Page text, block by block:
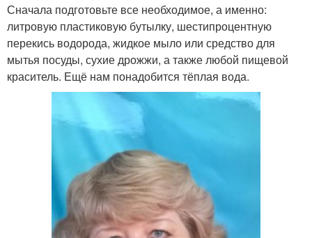
Сначала подготовьте все необходимое, а именно:
литровую пластиковую бутылку, шестипроцентную
перекись водорода, жидкое мыло или средство для
мытья посуды, сухие дрожжи, а также любой пищевой
краситель. Ещё нам понадобится тёплая вода.